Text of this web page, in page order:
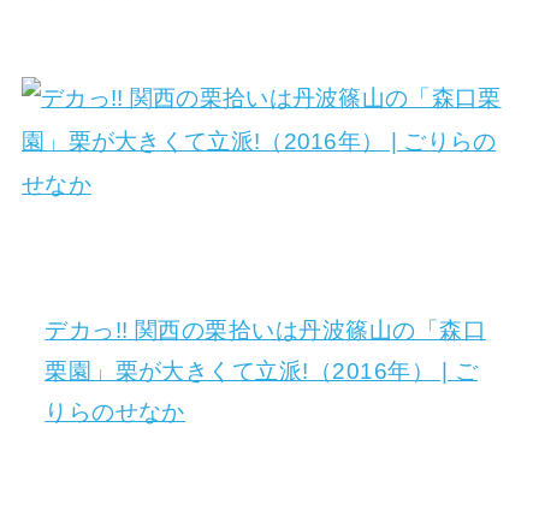
デカっ!! 関西の栗拾いは丹波篠山の「森口
栗園」栗が大きくて立派!（2016年） | ご
りらのせなか